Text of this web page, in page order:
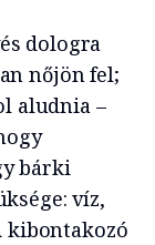
dologra
nőjön fel;
aludnia –
bárki
víz,
kibontakozó